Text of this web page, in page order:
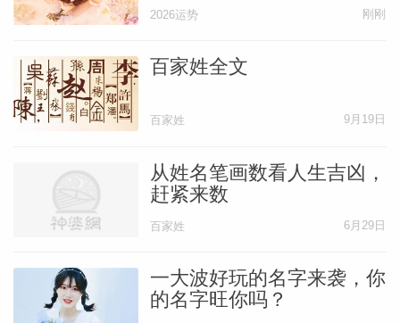
2026运势 刚刚
百家姓全文
百家姓 9月19日
从姓名笔画数看人生吉凶，
赶紧来数
百家姓 6月29日
一大波好玩的名字来袭，你
的名字旺你吗？